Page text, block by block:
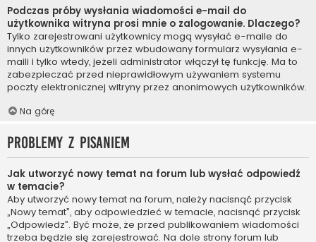
Podczas próby wysłania wiadomości e-mail do
użytkownika witryna prosi mnie o zalogowanie. Dlaczego?
Tylko zarejestrowani użytkownicy mogą wysyłać e-maile do
innych użytkowników przez wbudowany formularz wysyłania e-
maili i tylko wtedy, jeżeli administrator włączył tę funkcję. Ma to
zabezpieczać przed nieprawidłowym używaniem systemu
poczty elektronicznej witryny przez anonimowych użytkowników.
Na górę
Problemy z pisaniem
Jak utworzyć nowy temat na forum lub wysłać odpowiedź
w temacie?
Aby utworzyć nowy temat na forum, należy nacisnąć przycisk
„Nowy temat”, aby odpowiedzieć w temacie, nacisnąć przycisk
„Odpowiedz”. Być może, że przed publikowaniem wiadomości
trzeba będzie się zarejestrować. Na dole strony forum lub